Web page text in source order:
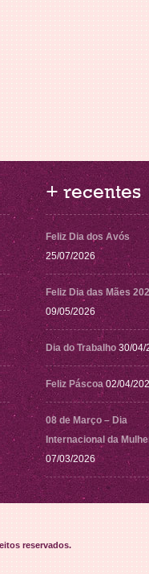
+ recentes
Feliz Dia dos Avós
25/07/2026
Feliz Dia das Mães
09/05/2026
Dia do Trabalho 30/04/
Feliz Páscoa 02/04/
08 de Março – Dia
Internacional da
07/03/2026
reservados.